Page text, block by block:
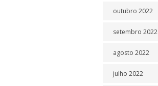
outubro 2022
setembro 2022
agosto 2022
julho 2022